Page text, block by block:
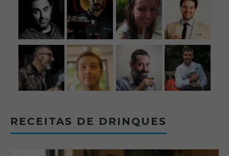
RECEITAS DE DRINQUES